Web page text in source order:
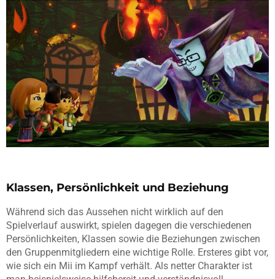
Klassen, Persönlichkeit und Beziehung
Während sich das Aussehen nicht wirklich auf den
Spielverlauf auswirkt, spielen dagegen die verschiedenen
Persönlichkeiten, Klassen sowie die Beziehungen zwischen
den Gruppenmitgliedern eine wichtige Rolle. Ersteres gibt vor,
wie sich ein Mii im Kampf verhält. Als netter Charakter ist